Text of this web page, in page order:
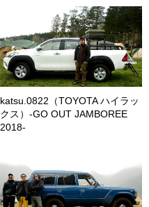
katsu.0822（TOYOTA ハイラッ
クス）-GO OUT JAMBOREE
2018-